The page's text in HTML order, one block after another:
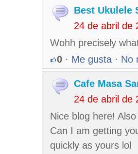
Best Ukulele
24 de abril de
Wohh precisely
0 · Me gusta · No
Cafe Masa
24 de abril de
Nice blog here!
Can I am getting
quickly as yours lol